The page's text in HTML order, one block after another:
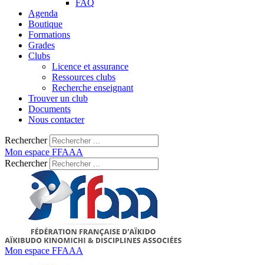
FAQ
Agenda
Boutique
Formations
Grades
Clubs
Licence et assurance
Ressources clubs
Recherche enseignant
Trouver un club
Documents
Nous contacter
Rechercher
Mon espace FFAAA
Rechercher
Mon espace FFAAA